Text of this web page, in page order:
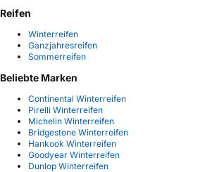
Reifen
Winterreifen
Ganzjahresreifen
Sommerreifen
Beliebte Marken
Continental Winterreifen
Pirelli Winterreifen
Michelin Winterreifen
Bridgestone Winterreifen
Hankook Winterreifen
Goodyear Winterreifen
Dunlop Winterreifen